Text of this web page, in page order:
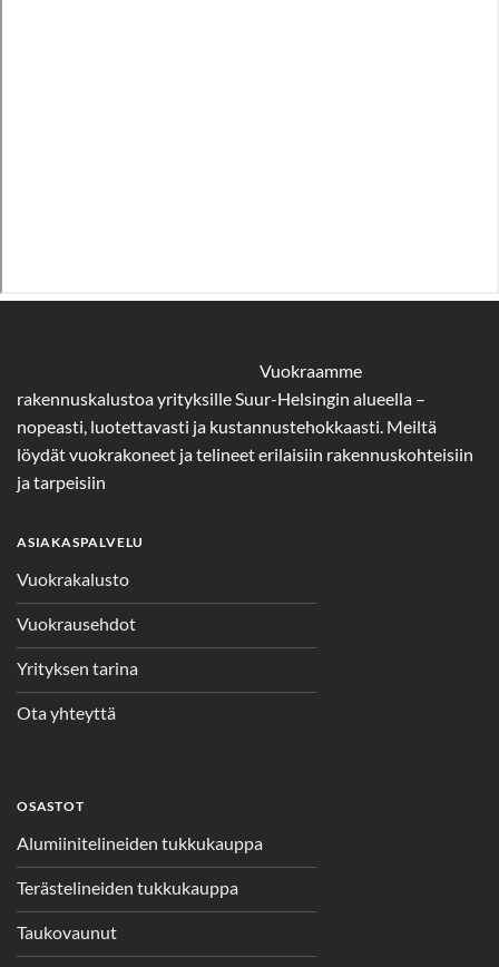
Vuokraamme
rakennuskalustoa yrityksille Suur-Helsingin alueella –
nopeasti, luotettavasti ja kustannustehokkaasti. Meiltä
löydät vuokrakoneet ja telineet erilaisiin rakennuskohteisiin
ja tarpeisiin
ASIAKASPALVELU
Vuokrakalusto
Vuokrausehdot
Yrityksen tarina
Ota yhteyttä
OSASTOT
Alumiinitelineiden tukkukauppa
Terästelineiden tukkukauppa
Taukovaunut